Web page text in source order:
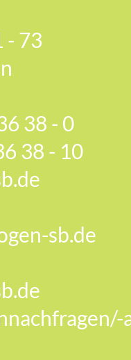
- 73
38 - 0
38 - 10
sb.de